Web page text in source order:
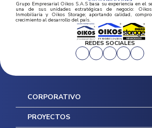
Grupo Empresarial Oikos S.A.S basa su experiencia en el
una de sus unidades estratégicas de negocio:
Inmobiliaria y Oikos Storage; aportando calidad,
crecimiento al desarrollo del país.
REDES SOCIALES
CORPORATIVO
Inicio
PROYECTOS